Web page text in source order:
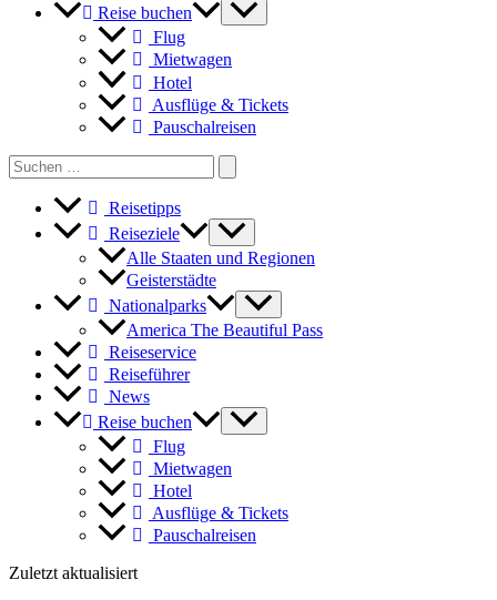
Reise buchen
Flug
Mietwagen
Hotel
Ausflüge & Tickets
Pauschalreisen
Search
for:
Reisetipps
Reiseziele
Alle Staaten und Regionen
Geisterstädte
Nationalparks
America The Beautiful Pass
Reiseservice
Reiseführer
News
Reise buchen
Flug
Mietwagen
Hotel
Ausflüge & Tickets
Pauschalreisen
Zuletzt aktualisiert